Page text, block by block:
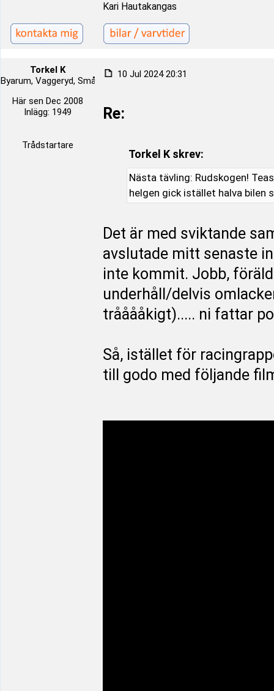
Kari Hautakangas
Torkel K
Byarum, Vaggeryd, Småland, Sverige
Här sen Dec 2008
Inlägg: 1949
Trådstartare
10 Jul 2024 20:31
Re:
Torkel K skrev:
Nästa tävling: Rudskogen!
helgen gick istället halva bilen
Det är med sviktande
avslutade mitt senaste
inte kommit. Jobb,
underhåll/delvis
trååååkigt)..... ni fattar
Så, istället för
till godo med följande